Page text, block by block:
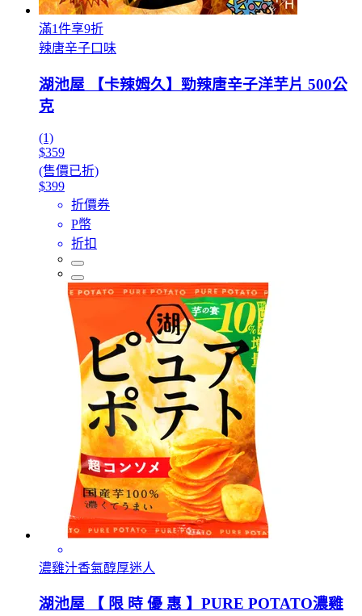
滿1件享9折
辣唐辛子口味
湖池屋 【卡辣姆久】勁辣唐辛子洋芋片 500公
克
(1)
$359
(售價已折)
$399
折價券
P幣
折扣
濃雞汁香氣醇厚迷人
湖池屋 【 限 時 優 惠 】PURE POTATO濃雞